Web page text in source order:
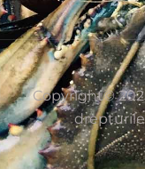
Copyright©